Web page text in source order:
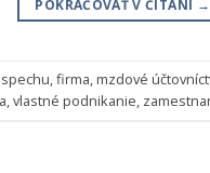
POKRAČOVAŤ V ČÍTANÍ →
,firma,mzdové
,vlastné podnikanie,